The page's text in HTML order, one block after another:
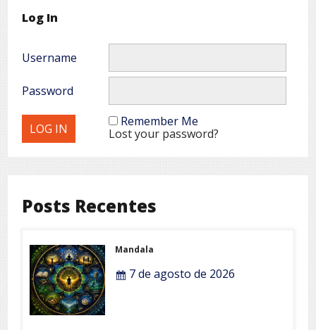
Log In
Username
Password
Remember Me
Lost your password?
Posts Recentes
Mandala
7 de agosto de 2026